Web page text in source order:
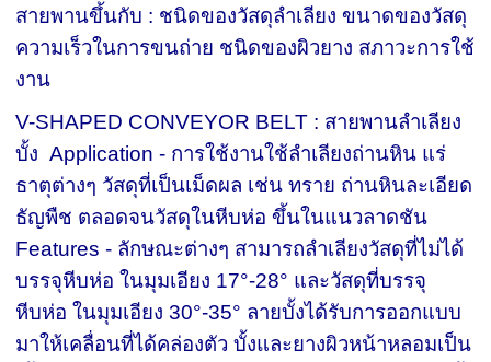
สายพานขึ้นกับ : ชนิดของวัสดุลำเลียง ขนาดของวัสดุ
ความเร็วในการขนถ่าย ชนิดของผิวยาง สภาวะการใช้
งาน
V-SHAPED CONVEYOR BELT : สายพานลำเลียง
บั้ง Application - การใช้งานใช้ลำเลียงถ่านหิน แร่
ธาตุต่างๆ วัสดุที่เป็นเม็ดผล เช่น ทราย ถ่านหินละเอียด
ธัญพืช ตลอดจนวัสดุในหีบห่อ ขึ้นในแนวลาดชัน
Features - ลักษณะต่างๆ สามารถลำเลียงวัสดุที่ไม่ได้
บรรจุหีบห่อ ในมุมเอียง 17°-28° และวัสดุที่บรรจุ
หีบห่อ ในมุมเอียง 30°-35° ลายบั้งได้รับการออกแบบ
มาให้เคลื่อนที่ได้คล่องตัว บั้งและยางผิวหน้าหลอมเป็น